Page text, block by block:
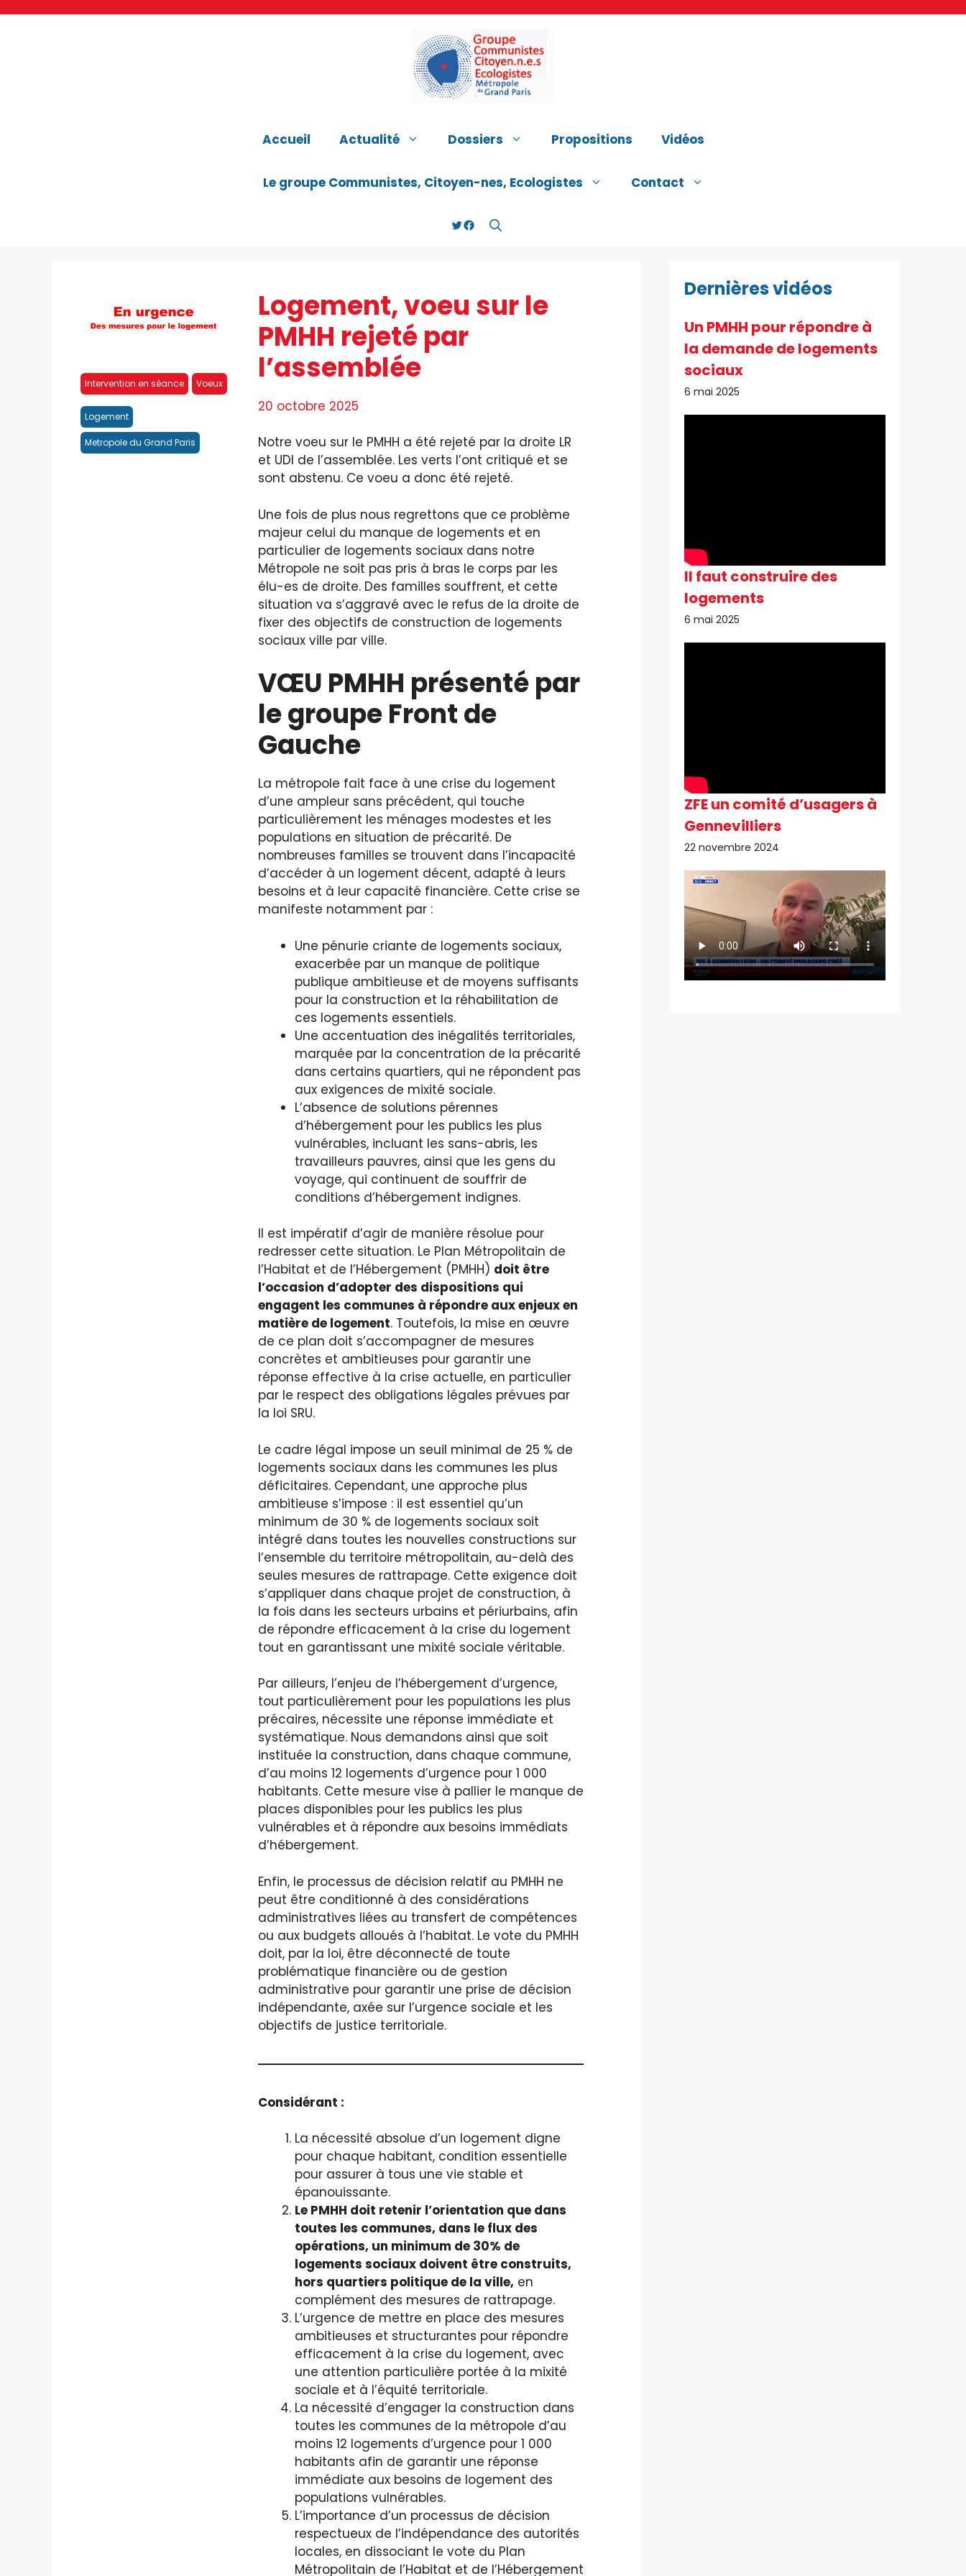
Accueil Actualité Dossiers Propositions Vidéos
Le groupe Communistes, Citoyen-nes, Ecologistes Contact
TwitterFacebook
Intervention en séance Voeux
Logement
Metropole du Grand Paris
Logement, voeu sur le
PMHH rejeté par
l’assemblée
20 octobre 2025
Notre voeu sur le PMHH a été rejeté par la droite LR
et UDI de l’assemblée. Les verts l’ont critiqué et se
sont abstenu. Ce voeu a donc été rejeté.
Une fois de plus nous regrettons que ce problème
majeur celui du manque de logements et en
particulier de logements sociaux dans notre
Métropole ne soit pas pris à bras le corps par les
élu-es de droite. Des familles souffrent, et cette
situation va s’aggravé avec le refus de la droite de
fixer des objectifs de construction de logements
sociaux ville par ville.
VŒU PMHH présenté par
le groupe Front de
Gauche
La métropole fait face à une crise du logement
d’une ampleur sans précédent, qui touche
particulièrement les ménages modestes et les
populations en situation de précarité. De
nombreuses familles se trouvent dans l’incapacité
d’accéder à un logement décent, adapté à leurs
besoins et à leur capacité financière. Cette crise se
manifeste notamment par :
Une pénurie criante de logements sociaux,
exacerbée par un manque de politique
publique ambitieuse et de moyens suffisants
pour la construction et la réhabilitation de
ces logements essentiels.
Une accentuation des inégalités territoriales,
marquée par la concentration de la précarité
dans certains quartiers, qui ne répondent pas
aux exigences de mixité sociale.
L’absence de solutions pérennes
d’hébergement pour les publics les plus
vulnérables, incluant les sans-abris, les
travailleurs pauvres, ainsi que les gens du
voyage, qui continuent de souffrir de
conditions d’hébergement indignes.
Il est impératif d’agir de manière résolue pour
redresser cette situation. Le Plan Métropolitain de
l’Habitat et de l’Hébergement (PMHH) doit être
l’occasion d’adopter des dispositions qui
engagent les communes à répondre aux enjeux en
matière de logement. Toutefois, la mise en œuvre
de ce plan doit s’accompagner de mesures
concrètes et ambitieuses pour garantir une
réponse effective à la crise actuelle, en particulier
par le respect des obligations légales prévues par
la loi SRU.
Le cadre légal impose un seuil minimal de 25 % de
logements sociaux dans les communes les plus
déficitaires. Cependant, une approche plus
ambitieuse s’impose : il est essentiel qu’un
minimum de 30 % de logements sociaux soit
intégré dans toutes les nouvelles constructions sur
l’ensemble du territoire métropolitain, au-delà des
seules mesures de rattrapage. Cette exigence doit
s’appliquer dans chaque projet de construction, à
la fois dans les secteurs urbains et périurbains, afin
de répondre efficacement à la crise du logement
tout en garantissant une mixité sociale véritable.
Par ailleurs, l’enjeu de l’hébergement d’urgence,
tout particulièrement pour les populations les plus
précaires, nécessite une réponse immédiate et
systématique. Nous demandons ainsi que soit
instituée la construction, dans chaque commune,
d’au moins 12 logements d’urgence pour 1 000
habitants. Cette mesure vise à pallier le manque de
places disponibles pour les publics les plus
vulnérables et à répondre aux besoins immédiats
d’hébergement.
Enfin, le processus de décision relatif au PMHH ne
peut être conditionné à des considérations
administratives liées au transfert de compétences
ou aux budgets alloués à l’habitat. Le vote du PMHH
doit, par la loi, être déconnecté de toute
problématique financière ou de gestion
administrative pour garantir une prise de décision
indépendante, axée sur l’urgence sociale et les
objectifs de justice territoriale.
Considérant :
La nécessité absolue d’un logement digne
pour chaque habitant, condition essentielle
pour assurer à tous une vie stable et
épanouissante.
Le PMHH doit retenir l’orientation que dans
toutes les communes, dans le flux des
opérations, un minimum de 30% de
logements sociaux doivent être construits,
hors quartiers politique de la ville, en
complément des mesures de rattrapage.
L’urgence de mettre en place des mesures
ambitieuses et structurantes pour répondre
efficacement à la crise du logement, avec
une attention particulière portée à la mixité
sociale et à l’équité territoriale.
La nécessité d’engager la construction dans
toutes les communes de la métropole d’au
moins 12 logements d’urgence pour 1 000
habitants afin de garantir une réponse
immédiate aux besoins de logement des
populations vulnérables.
L’importance d’un processus de décision
respectueux de l’indépendance des autorités
locales, en dissociant le vote du Plan
Métropolitain de l’Habitat et de l’Hébergement
Dernières vidéos
Un PMHH pour répondre à
la demande de logements
sociaux
6 mai 2025
Il faut construire des
logements
6 mai 2025
ZFE un comité d’usagers à
Gennevilliers
22 novembre 2024